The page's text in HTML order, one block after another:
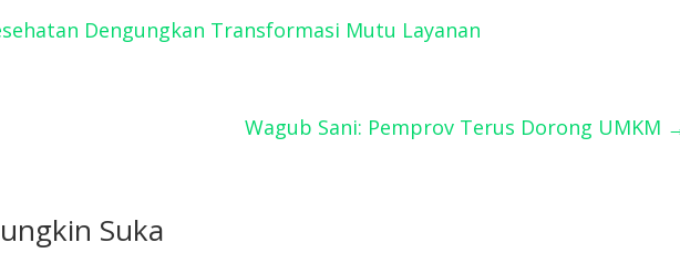
Dengungkan Transformasi Mutu Layanan
Wagub Sani: Pemprov Terus Dorong UMKM
Suka